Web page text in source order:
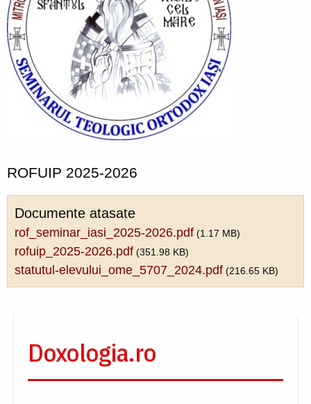
ROFUIP 2025-2026
Documente atasate
rof_seminar_iasi_2025-2026.pdf (1.17 MB)
rofuip_2025-2026.pdf (351.98 KB)
statutul-elevului_ome_5707_2024.pdf (216.65 KB)
Doxologia.ro